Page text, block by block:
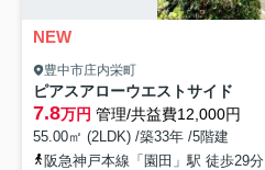
NEW
豊中市庄内栄町
ピアスアローウエストサイド
7.8万円 管理/共益費12,000円
55.00㎡ (2LDK) /築33年 /5階建
阪急神戸本線「園田」駅 徒歩29分